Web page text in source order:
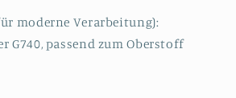
moderne Verarbeitung):
G740, passend zum Oberstoff